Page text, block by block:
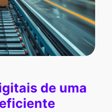
de uma